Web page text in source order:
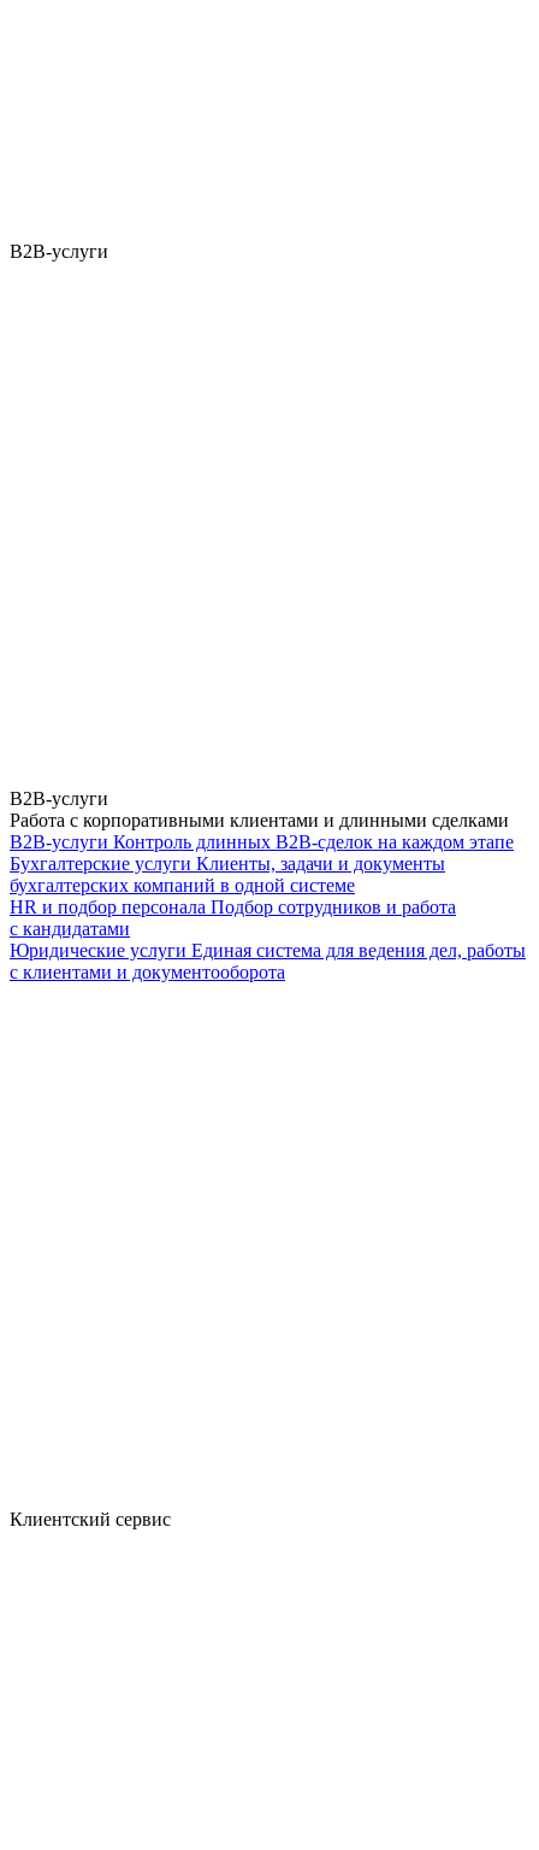
B2B-услуги
B2B-услуги
Работа с корпоративными клиентами и длинными сделками
B2B-услуги Контроль длинных B2B-сделок на каждом этапе
Бухгалтерские услуги Клиенты, задачи и документы
бухгалтерских компаний в одной системе
HR и подбор персонала Подбор сотрудников и работа
с кандидатами
Юридические услуги Единая система для ведения дел, работы
с клиентами и документооборота
Клиентский сервис